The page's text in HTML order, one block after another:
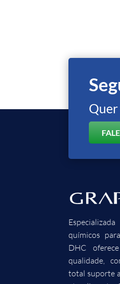
Quer
químicos
DHC
qualidade,
total suporte